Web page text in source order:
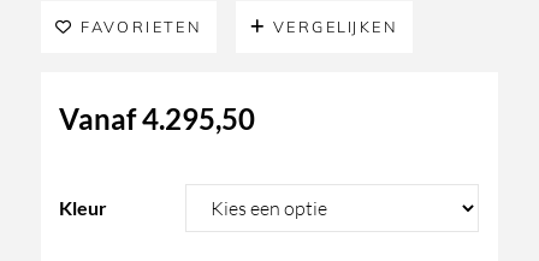
FAVORIETEN VERGELIJKEN
Vanaf4.295,50
Kleur